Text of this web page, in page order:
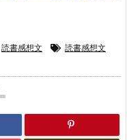
読書感想文 読書感想文